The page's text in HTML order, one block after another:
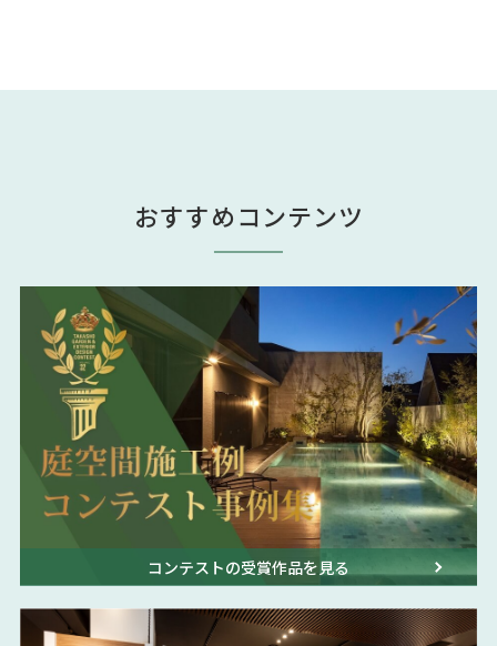
おすすめコンテンツ
コンテストの受賞作品を見る